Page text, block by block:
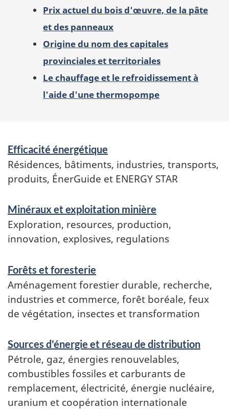
Prix actuel du bois d'œuvre, de la pâte
et des panneaux
Origine du nom des capitales
provinciales et territoriales
Le chauffage et le refroidissement à
l'aide d'une thermopompe
et
renseignements
Efficacité énergétique
Résidences, bâtiments, industries, transports,
produits, ÉnerGuide et ENERGY STAR
Minéraux et exploitation minière
Exploration, resources, production,
innovation, explosives, regulations
Forêts et foresterie
Aménagement forestier durable, recherche,
industries et commerce, forêt boréale, feux
de végétation, insectes et transformation
Sources d'énergie et réseau de distribution
Pétrole, gaz, énergies renouvelables,
combustibles fossiles et carburants de
remplacement, électricité, énergie nucléaire,
uranium et coopération internationale